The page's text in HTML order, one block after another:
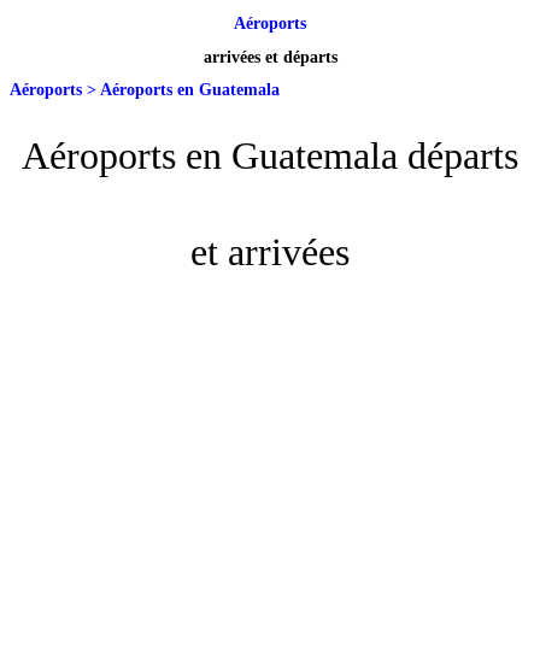
Aéroports
arrivées et départs
Aéroports > Aéroports en Guatemala
Aéroports en Guatemala départs
et arrivées